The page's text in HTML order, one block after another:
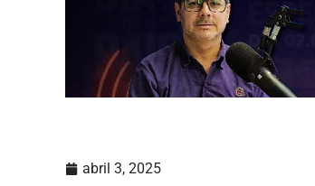
abril 3, 2025